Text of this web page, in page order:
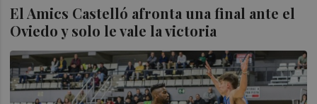
El Amics Castelló afronta una final ante el
Oviedo y solo le vale la victoria